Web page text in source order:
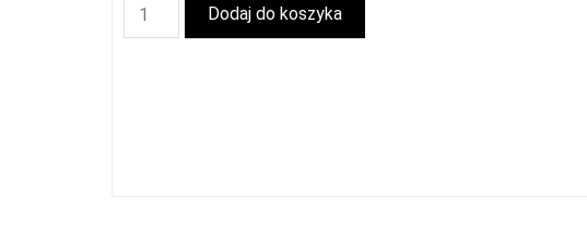
Dodaj do koszyka